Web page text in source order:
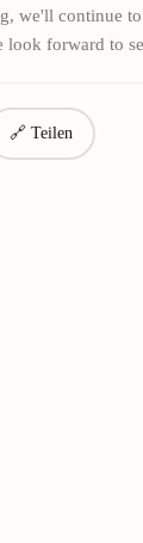
we'll continue
look forward to
🔗 Teilen